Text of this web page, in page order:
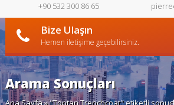
+90 532 300 86 65
Bize Ulaşın
Hemen iletişime geçebilirsiniz.
Arama Sonuçları
Ana Sayfa» "Toptan Trenchcoat" etiketli